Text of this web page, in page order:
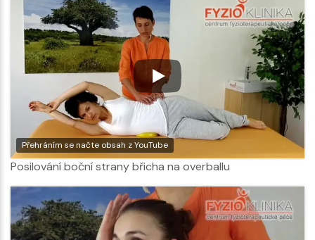
Přehráním se načte obsah z YouTube
Posilování boční strany břicha na overballu